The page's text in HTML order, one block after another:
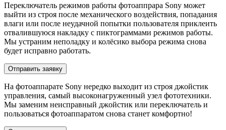
Переключатель режимов работы фотоаппрара Sony может
выйти из строя после механического воздействия, попадания
влаги или после неудачной попытки пользователя приклеить
отвалившуюся накладку с пиктограммами режимов работы.
Мы устраним неполадку и колёсико выбора режима снова
будет исправно работать.
Отправить заявку
На фотоаппарате Sony нередко выходит из строя джойстик
управления, самый высоконагруженный узел фототехники.
Мы заменим неисправный джойстик или переключатель и
пользоваться фотоаппаратом снова станет комфортно!